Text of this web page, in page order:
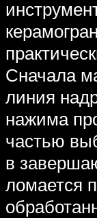
Сначала
линия
нажима
частью
в
ломается